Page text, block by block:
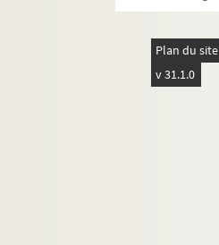
Plan du site
v 31.1.0